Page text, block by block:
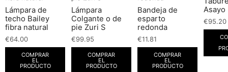
Lámpara de
techo Bailey
fibra natural
€64.00
COMPRAR
EL
PRODUCTO
Lámpara
Colgante o de
pie Zuri S
€99.95
COMPRAR
EL
PRODUCTO
Bandeja de
esparto
redonda
€11.81
COMPRAR
EL
PRODUCTO
Asayo
€95.20